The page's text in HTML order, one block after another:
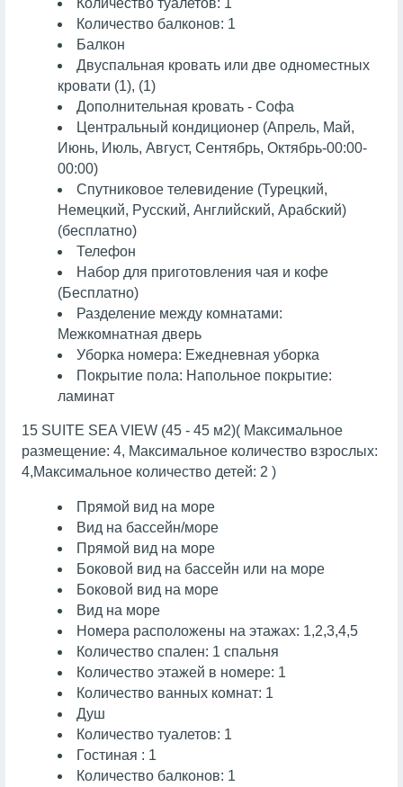
Количество балконов: 1
Балкон
Двуспальная кровать или две одноместных
кровати (1), (1)
Дополнительная кровать - Софа
Центральный кондиционер (Апрель, Май,
Июнь, Июль, Август, Сентябрь, Октябрь-00:00-
00:00)
Спутниковое телевидение (Турецкий,
Немецкий, Русский, Английский, Арабский)
(бесплатно)
Телефон
Набор для приготовления чая и кофе
(Бесплатно)
Разделение между комнатами:
Межкомнатная дверь
Уборка номера: Ежедневная уборка
Покрытие пола: Напольное покрытие:
ламинат
15 SUITE SEA VIEW (45 - 45 м2)( Максимальное
размещение: 4, Максимальное количество взрослых:
4,Максимальное количество детей: 2 )
Прямой вид на море
Вид на бассейн/море
Прямой вид на море
Боковой вид на бассейн или на море
Боковой вид на море
Вид на море
Номера расположены на этажах: 1,2,3,4,5
Количество спален: 1 спальня
Количество этажей в номере: 1
Количество ванных комнат: 1
Душ
Количество туалетов: 1
Гостиная : 1
Количество балконов: 1